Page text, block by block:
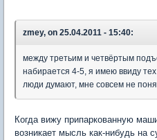
zmey, on 25.04.2011 - 15:40:
между третьим и четвёртым
набирается 4-5, я имею ввиду
люди думают, мне совсем не
Когда вижу припаркованную
возникает мысль как-нибудь на